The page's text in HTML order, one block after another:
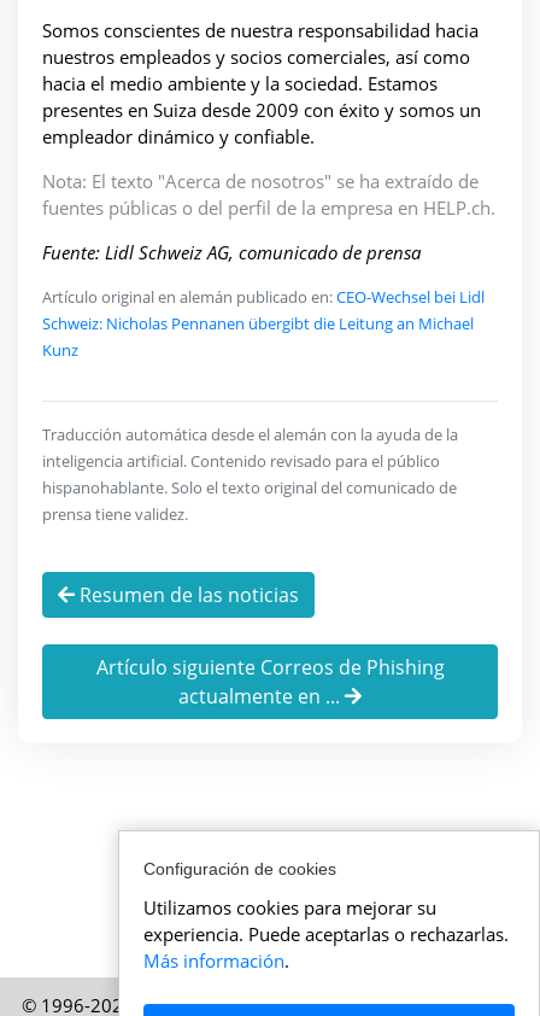
Somos conscientes de nuestra responsabilidad hacia
nuestros empleados y socios comerciales, así como
hacia el medio ambiente y la sociedad. Estamos
presentes en Suiza desde 2009 con éxito y somos un
empleador dinámico y confiable.
Nota: El texto "Acerca de nosotros" se ha extraído de
fuentes públicas o del perfil de la empresa en HELP.ch.
Fuente: Lidl Schweiz AG, comunicado de prensa
Artículo original en alemán publicado en:CEO-Wechsel bei Lidl
Schweiz: Nicholas Pennanen übergibt die Leitung an Michael
Kunz
Traducción automática desde el alemán con la ayuda de la
inteligencia artificial. Contenido revisado para el público
hispanohablante. Solo el texto original del comunicado de
prensa tiene validez.
Resumen de las noticias
Artículo siguiente Correos de Phishing
actualmente en ...
© 1996-2026 Actualidadsuiza.es – Una publicación de HELP
Configuración de cookies
Utilizamos cookies para mejorar su
experiencia. Puede aceptarlas o rechazarlas.
Más información.